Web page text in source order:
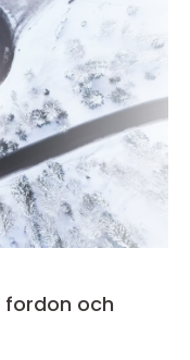
och